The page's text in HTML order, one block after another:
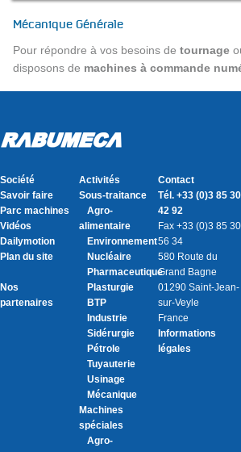
Mécanique Générale
Pour répondre à vos besoins detournage
disposons de machines à commande
Société
Savoir faire
Parc machines
Vidéos
Dailymotion
Plan du site
Nos
partenaires
Activités
Sous-traitance
Agro-
alimentaire
Environnement
Nucléaire
Pharmaceutique
Plasturgie
BTP
Industrie
Sidérurgie
Pétrole
Tuyauterie
Usinage
Mécanique
Machines
spéciales
Agro-
Contact
Tél. +33 (0)3 85 30
42 92
Fax +33 (0)3 85 30
56 34
580 Route du
Grand Bagne
01290 Saint-Jean-
sur-Veyle
France
Informations
légales